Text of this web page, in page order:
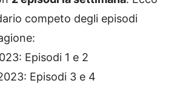
competo degli episodi
Episodi 1 e 2
Episodi 3 e 4